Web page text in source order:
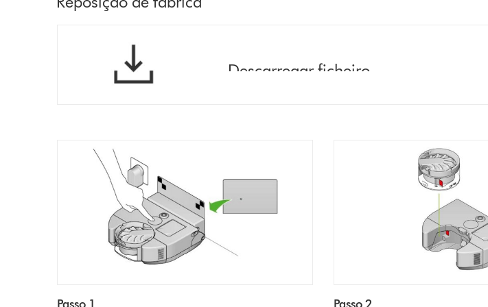
Descarregar ficheiro